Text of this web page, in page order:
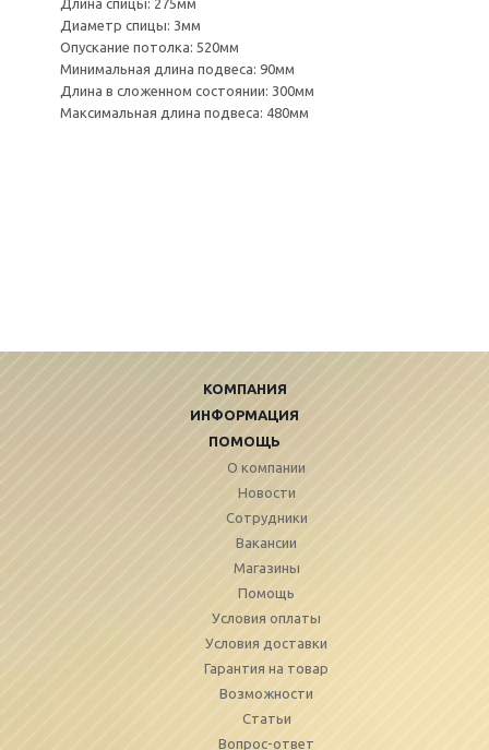
Диаметр спицы: 3мм
Опускание потолка: 520мм
Минимальная длина подвеса: 90мм
Длина в сложенном состоянии: 300мм
Максимальная длина подвеса: 480мм
КОМПАНИЯ
ИНФОРМАЦИЯ
ПОМОЩЬ
О компании
Новости
Сотрудники
Вакансии
Магазины
Помощь
Условия оплаты
Условия доставки
Гарантия на товар
Возможности
Статьи
Вопрос-ответ